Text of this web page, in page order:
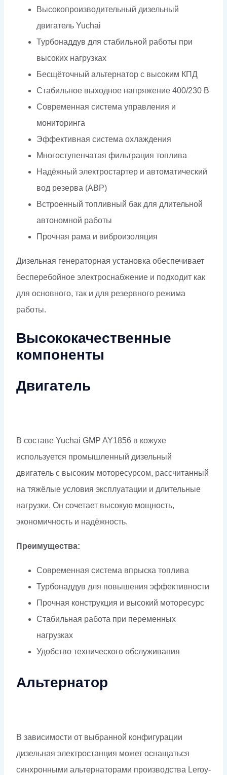
Высокопроизводительный дизельный
двигатель Yuchai
Турбонаддув для стабильной работы при
высоких нагрузках
Бесщёточный альтернатор с высоким КПД
Стабильное выходное напряжение 400/230 В
Современная система управления и
мониторинга
Эффективная система охлаждения
Многоступенчатая фильтрация топлива
Надёжный электростартер и автоматический
вод резерва (АВР)
Встроенный топливный бак для длительной
автономной работы
Прочная рама и виброизоляция
Дизельная генераторная установка обеспечивает
бесперебойное электроснабжение и подходит как
для основного, так и для резервного режима
работы.
Высококачественные
компоненты
Двигатель
В составе Yuchai GMP AY1856 в кожухе
используется промышленный дизельный
двигатель с высоким моторесурсом, рассчитанный
на тяжёлые условия эксплуатации и длительные
нагрузки. Он сочетает высокую мощность,
экономичность и надёжность.
Преимущества:
Современная система впрыска топлива
Турбонаддув для повышения эффективности
Прочная конструкция и высокий моторесурс
Стабильная работа при переменных
нагрузках
Удобство технического обслуживания
Альтернатор
В зависимости от выбранной конфигурации
дизельная электростанция может оснащаться
синхронными альтернаторами производства Leroy-